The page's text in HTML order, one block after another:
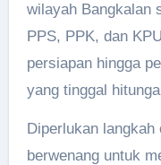
wilayah Bangkalan
PPS, PPK, dan
persiapan hingga
yang tinggal
Diperlukan
berwenang untuk